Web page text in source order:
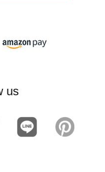
us